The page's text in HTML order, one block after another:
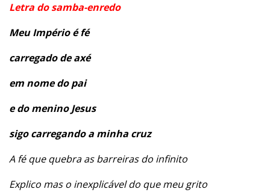
Letra do samba-enredo
Meu Império é fé
carregado de axé
em nome do pai
e do menino Jesus
sigo carregando a minha cruz
A fé que quebra as barreiras do infinito
Explico mas o inexplicável do que meu grito